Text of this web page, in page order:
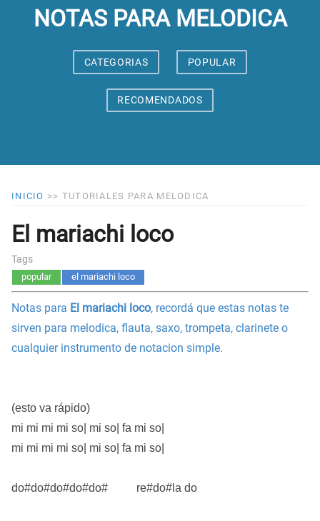
NOTAS PARA MELODICA
CATEGORIAS POPULAR
RECOMENDADOS
INICIO >> TUTORIALES PARA MELODICA
El mariachi loco
Tags
popular el mariachi loco
Notas para El mariachi loco, recordá que estas notas te
sirven para melodica, flauta, saxo, trompeta, clarinete o
cualquier instrumento de notacion simple.
(esto va rápido)
mi mi mi mi so| mi so| fa mi so|
mi mi mi mi so| mi so| fa mi so|
do#do#do#do#do# re#do#la do